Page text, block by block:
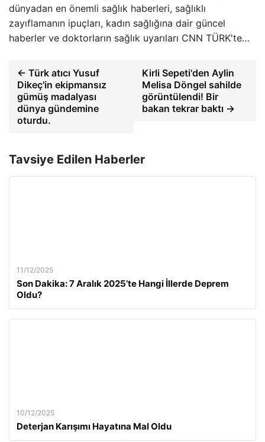
dünyadan en önemli sağlık haberleri, sağlıklı
zayıflamanın ipuçları, kadın sağlığına dair güncel
haberler ve doktorların sağlık uyarıları CNN TÜRK'te…
← Türk atıcı Yusuf
Dikeç'in ekipmansız
gümüş madalyası
dünya gündemine
oturdu.
Kirli Sepeti'den Aylin
Melisa Döngel sahilde
görüntülendi! Bir
bakan tekrar baktı →
Tavsiye Edilen Haberler
11/12/2025
Son Dakika: 7 Aralık 2025’te Hangi İllerde Deprem
Oldu?
10/12/2025
Deterjan Karışımı Hayatına Mal Oldu